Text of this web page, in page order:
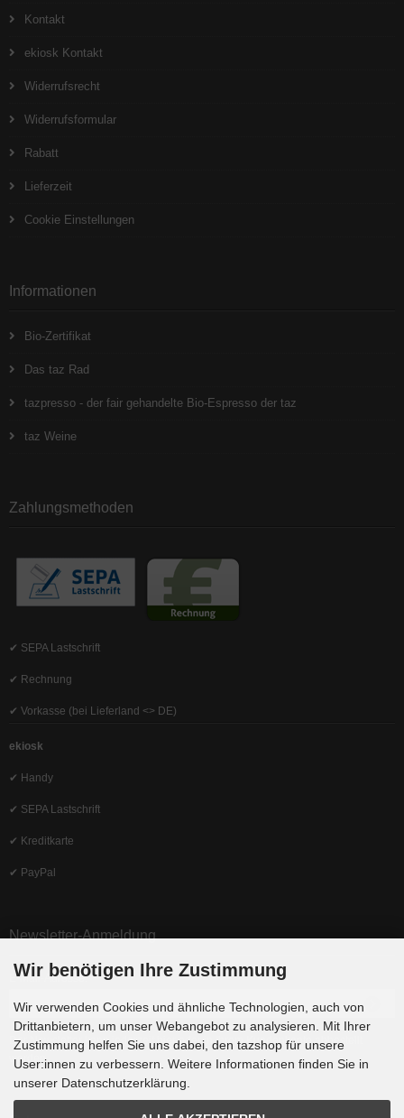
Kontakt
ekiosk Kontakt
Widerrufsrecht
Widerrufsformular
Rabatt
Lieferzeit
Cookie Einstellungen
Informationen
Bio-Zertifikat
Das taz Rad
tazpresso - der fair gehandelte Bio-Espresso der taz
taz Weine
Zahlungsmethoden
✔ SEPA Lastschrift
✔ Rechnung
✔ Vorkasse (bei Lieferland <> DE)
ekiosk
✔ Handy
✔ SEPA Lastschrift
✔ Kreditkarte
✔ PayPal
Newsletter-Anmeldung
E-Mail-Adresse:
Der Newsletter kann jederzeit hier oder in Ihrem Kundenkonto abbestellt
werden.
Wir benötigen Ihre Zustimmung
Wir verwenden Cookies und ähnliche Technologien, auch von
Drittanbietern, um unser Webangebot zu analysieren. Mit Ihrer
Zustimmung helfen Sie uns dabei, den tazshop für unsere
User:innen zu verbessern. Weitere Informationen finden Sie in
unserer Datenschutzerklärung.